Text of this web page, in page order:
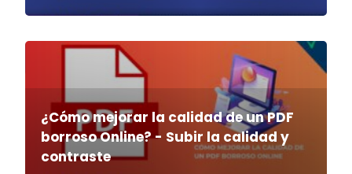
¿Cómo mejorar la calidad de un PDF
borroso Online? - Subir la calidad y
contraste